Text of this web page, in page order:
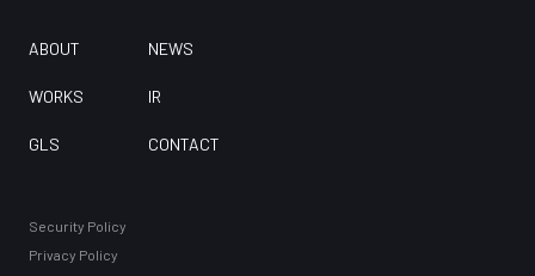
ABOUT
WORKS
GLS
NEWS
IR
CONTACT
Security Policy
Privacy Policy